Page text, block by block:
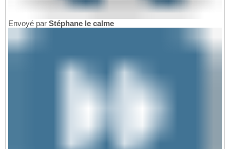
Envoyé par Stéphane le calme